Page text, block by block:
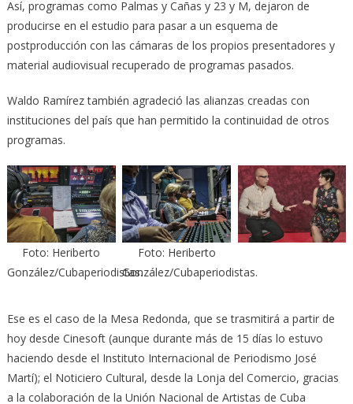
Así, programas como Palmas y Cañas y 23 y M, dejaron de
producirse en el estudio para pasar a un esquema de
postproducción con las cámaras de los propios presentadores y
material audiovisual recuperado de programas pasados.
Waldo Ramírez también agradeció las alianzas creadas con
instituciones del país que han permitido la continuidad de otros
programas.
Foto: Heriberto
González/Cubaperiodistas.
Foto: Heriberto
González/Cubaperiodistas.
Ese es el caso de la Mesa Redonda, que se trasmitirá a partir de
hoy desde Cinesoft (aunque durante más de 15 días lo estuvo
haciendo desde el Instituto Internacional de Periodismo José
Martí); el Noticiero Cultural, desde la Lonja del Comercio, gracias
a la colaboración de la Unión Nacional de Artistas de Cuba